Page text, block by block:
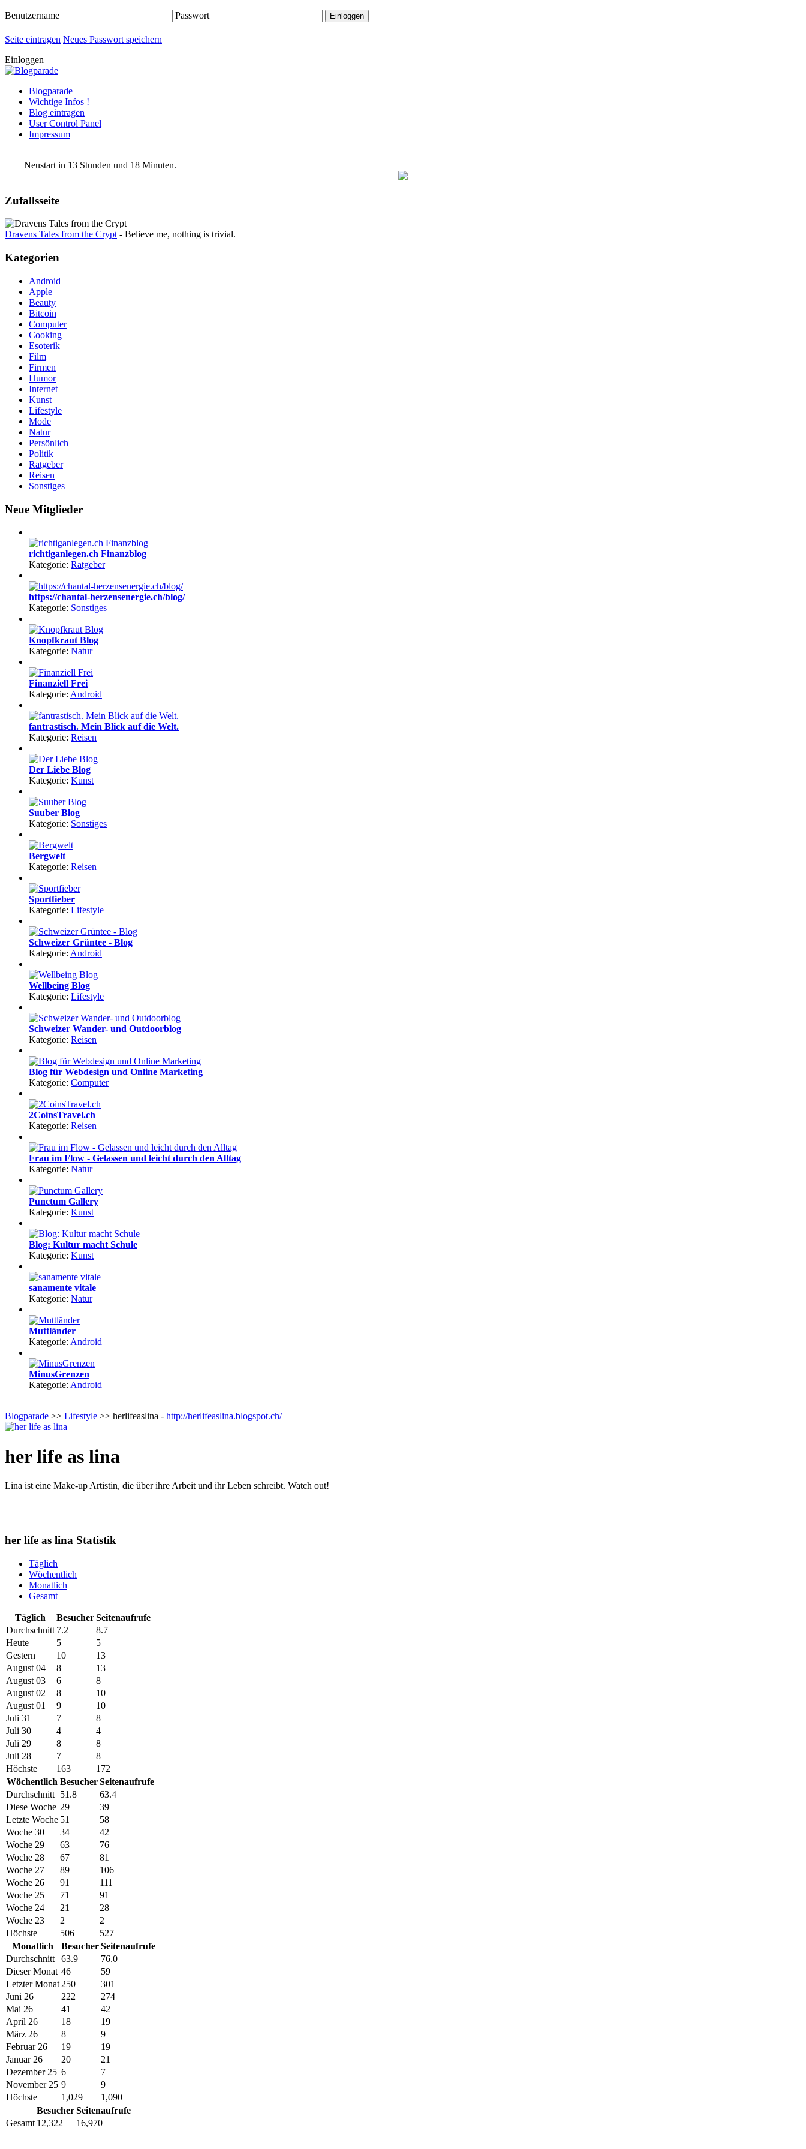
Benutzername Passwort
Seite eintragen Neues Passwort speichern
Einloggen
Blogparade
Wichtige Infos !
Blog eintragen
User Control Panel
Impressum
Neustart in 13 Stunden und 18 Minuten.
Zufallsseite
Dravens Tales from the Crypt- Believe me, nothing is trivial.
Kategorien
Android
Apple
Beauty
Bitcoin
Computer
Cooking
Esoterik
Film
Firmen
Humor
Internet
Kunst
Lifestyle
Mode
Natur
Persönlich
Politik
Ratgeber
Reisen
Sonstiges
Neue Mitglieder
richtiganlegen.ch Finanzblog
Kategorie: Ratgeber
https://chantal-herzensenergie.ch/blog/
Kategorie: Sonstiges
Knopfkraut Blog
Kategorie: Natur
Finanziell Frei
Kategorie: Android
fantrastisch. Mein Blick auf die Welt.
Kategorie: Reisen
Der Liebe Blog
Kategorie: Kunst
Suuber Blog
Kategorie: Sonstiges
Bergwelt
Kategorie: Reisen
Sportfieber
Kategorie: Lifestyle
Schweizer Grüntee - Blog
Kategorie: Android
Wellbeing Blog
Kategorie: Lifestyle
Schweizer Wander- und Outdoorblog
Kategorie: Reisen
Blog für Webdesign und Online Marketing
Kategorie: Computer
2CoinsTravel.ch
Kategorie: Reisen
Frau im Flow - Gelassen und leicht durch den Alltag
Kategorie: Natur
Punctum Gallery
Kategorie: Kunst
Blog: Kultur macht Schule
Kategorie: Kunst
sanamente vitale
Kategorie: Natur
Muttländer
Kategorie: Android
MinusGrenzen
Kategorie: Android
Blogparade >> Lifestyle >> herlifeaslina - http://herlifeaslina.blogspot.ch/
her life as lina
Lina ist eine Make-up Artistin, die über ihre Arbeit und ihr Leben schreibt. Watch out!
her life as lina Statistik
Täglich
Wöchentlich
Monatlich
Gesamt
Täglich BesucherSeitenaufrufe
Durchschnitt 7.2
8.7
Heute
5
5
Gestern
10
13
August 04
8
13
August 03
6
8
August 02
8
10
August 01
9
10
Juli 31
7
8
Juli 30
4
4
Juli 29
8
8
Juli 28
7
8
Höchste
163
172
Wöchentlich BesucherSeitenaufrufe
Durchschnitt 51.8
63.4
Diese Woche 29
39
Letzte Woche 51
58
Woche 30
34
42
Woche 29
63
76
Woche 28
67
81
Woche 27
89
106
Woche 26
91
111
Woche 25
71
91
Woche 24
21
28
Woche 23
2
2
Höchste
506
527
Monatlich
BesucherSeitenaufrufe
Durchschnitt
63.9
76.0
Dieser Monat 46
59
Letzter Monat 250
301
Juni 26
222
274
Mai 26
41
42
April 26
18
19
März 26
8
9
Februar 26
19
19
Januar 26
20
21
Dezember 25 6
7
November 25 9
9
Höchste
1,029
1,090
BesucherSeitenaufrufe
Gesamt 12,322 16,970